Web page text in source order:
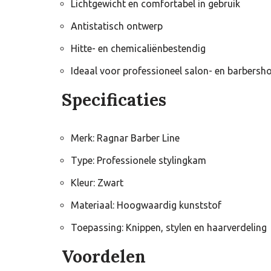
Lichtgewicht en comfortabel in gebruik
Antistatisch ontwerp
Hitte- en chemicaliënbestendig
Ideaal voor professioneel salon- en
Specificaties
Merk: Ragnar Barber Line
Type: Professionele stylingkam
Kleur: Zwart
Materiaal: Hoogwaardig kunststof
Toepassing: Knippen, stylen en haarverdeling
Voordelen